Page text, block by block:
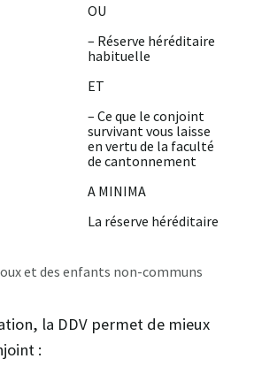
OU
– Réserve héréditaire
habituelle
ET
– Ce que le conjoint
survivant vous laisse
en vertu de la faculté
de cantonnement
A MINIMA
La réserve héréditaire
et des enfants non-communs
la DDV permet de mieux
: